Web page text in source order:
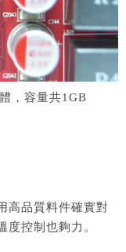
，容量共1GB
高品質料件確實對
度控制也夠力。